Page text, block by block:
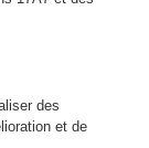
des
et de